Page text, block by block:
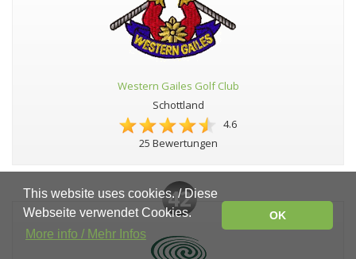
Western Gailes Golf Club
Schottland
4.6
25 Bewertungen
42
This website uses cookies. / Diese
Webseite verwendet Cookies.
More info / Mehr Infos
OK